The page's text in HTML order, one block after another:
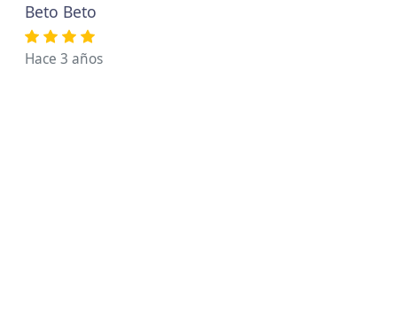
Beto Beto
Hace 3 años